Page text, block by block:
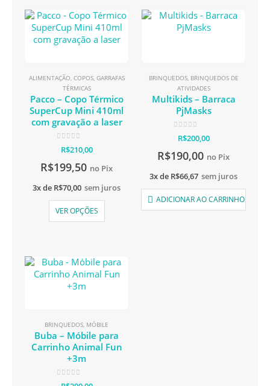
ALIMENTAÇÃO, COPOS, GARRAFAS
TÉRMICAS
Pacco – Copo Térmico
SuperCup Mini 410ml
com gravação a laser
de 5
R$210,00
R$199,50 no Pix
3x de R$70,00 sem juros
VER OPÇÕES
BRINQUEDOS, BRINQUEDOS DE
ATIVIDADES
Multikids – Barraca
PjMasks
de 5
R$200,00
R$190,00 no Pix
3x de R$66,67 sem juros
ADICIONAR AO CARRINHO
BRINQUEDOS, MÓBILE
Buba – Móbile para
Carrinho Animal Fun
+3m
de 5